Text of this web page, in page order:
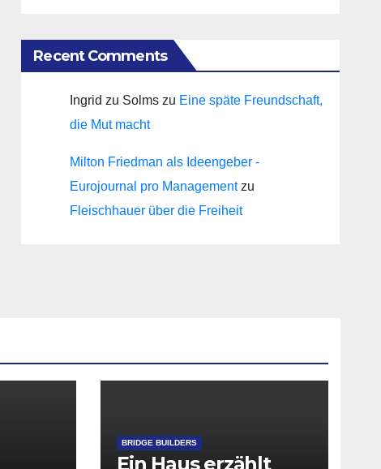
Recent Comments
Ingrid zu Solms zu Eine späte Freundschaft,
die Mut macht
Milton Friedman als Ideengeber -
Eurojournal pro Managementzu
Fleischhauer über die Freiheit
BRIDGE BUILDERS
Ein Haus erzählt